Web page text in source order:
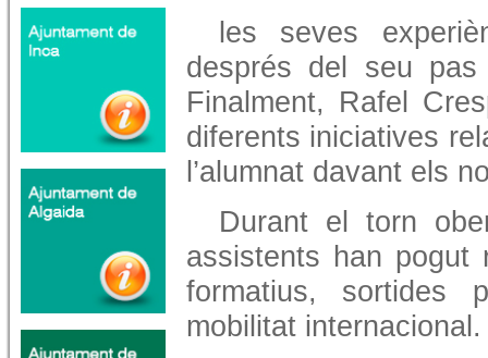
les seves
després del seu
Finalment, Rafel
diferents iniciatives
l’alumnat davant els
Durant el torn
assistents han pogut
formatius, sortides
mobilitat internacional.